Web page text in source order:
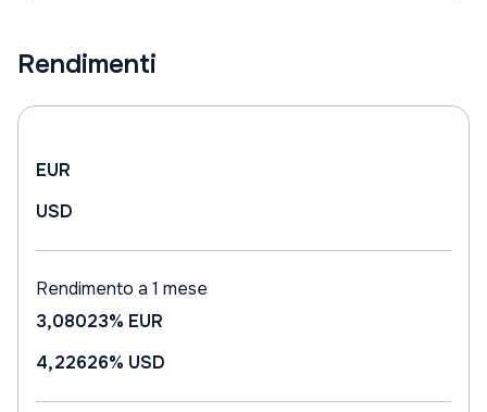
Rendimenti
EUR
USD
Rendimento a 1 mese
3,08023% EUR
4,22626% USD